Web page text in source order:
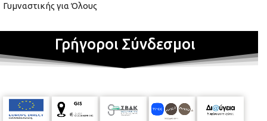
Γυμναστικής για Όλους
Γρήγοροι Σύνδεσμοι